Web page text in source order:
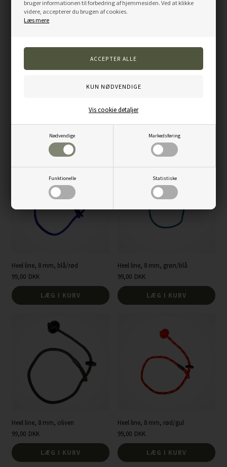
bruger informationen til forbedring af hjemmesiden. Ved at klikke
videre, accepterer du brugen af cookies.
Læs mere
Nødvendige Markedsføring
Funktionelle Statistiske
Vis cookie detaljer
LÆG I KURV
mm, 6 stk.
LÆG I KURV
Heel line, 8 mm, blå/rød
99,00 DKK
LÆG I KURV
Heel line, 8 mm, grøn/blå
99,00 DKK
LÆG I KURV
Heel line, 8 mm, oliven
99,00 DKK
LÆG I KURV
Heel line, 8 mm, rød/gul
99,00 DKK
LÆG I KURV